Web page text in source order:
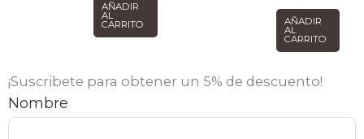
AÑADIR
AL
CARRITO AÑADIR
AL
CARRITO
¡Suscribete para obtener un 5% de descuento!
Nombre